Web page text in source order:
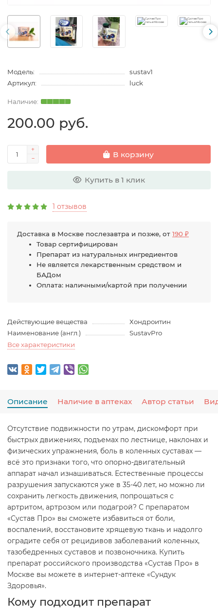
Модель:
sustav1
Артикул:
luck
200.00 руб.
В корзину
Купить в 1 клик
1 отзывов
Доставка в Москве послезавтра и позже, от 190 ₽
Товар сертифицирован
Препарат из натуральных ингредиентов
Не является лекарственным средством и
БАДом
Оплата: наличными/картой при получении
Действующие вещества
Хондроитин
Наименование (англ.)
SustavPro
Все характеристики
Описание Наличие в аптеках Автор статьи
Отсутствие подвижности по утрам, дискомфорт при
быстрых движениях, подъемах по лестнице, наклонах и
физических упражнения, боль в коленных суставах —
всё это признаки того, что опорно-двигательный
аппарат начал изнашиваться. Естественные процессы
разрушения запускаются уже в 35-40 лет, но можно ли
сохранить легкость движения, попрощаться с
артритом, артрозом или подагрой? С препаратом
«Сустав Про» вы сможете избавиться от боли,
воспалений, восстановите хрящевую ткань и надолго
оградите себя от рецидивов заболеваний коленных,
тазобедренных суставов и позвоночника. Купить
препарат российского производства «Сустав Про» в
Москве вы можете в интернет-аптеке «Сундук
Здоровья».
Кому подходит препарат